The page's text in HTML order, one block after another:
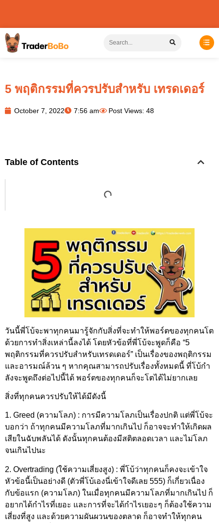
5 พฤติกรรมที่ควรปรับสำหรับ เทรดเดอร์
October 7, 2022 7:56 am Post Views: 48
Table of Contents
วันนี้พี่โบ้จะพาทุกคนมารู้จักกับสิ่งที่จะทำให้พอร์ตของทุกคนโต
ด้วยการทำสิ่งเหล่านี้ลงได้ โดยหัวข้อที่พี่โบ้จะพูดก็คือ “5
พฤติกรรมที่ควรปรับสำหรับเทรดเดอร์” เป็นเรื่องของพฤติกรรม
และอารมณ์ล้วน ๆ หากคุณสามารถปรับเรื่องทั้งหมดนี้ ที่โบ้กํา
ลังจะพูดถึงต่อไปนี้ได้ พอร์ตของทุกคนก็จะโตได้ไม่ยากเลย
สิ่งที่ทุกคนควรปรับให้ได้มีดังนี้
1. Greed (ความโลภ) : การมีความโลภเป็นเรื่องปกติ แต่พี่โบ้จะ
บอกว่า ถ้าทุกคนมีความโลภที่มากเกินไป ก็อาจจะทำให้เกิดผล
เสียในฉับพลันได้ ดังนั้นทุกคนต้องมีสติตลอดเวลา และไม่โลภ
จนเกินไปนะ
2. Overtrading (ใช้ความเสี่ยงสูง) : พี่โบ้ว่าทุกคนก็คงจะเข้าใจ
หัวข้อนี้เป็นอย่างดี (ตัวพี่โบ้เองนี่เข้าใจดีเลย 555) ก็เกี่ยวเนื่อง
กับข้อแรก (ความโลภ) ในเมื่อทุกคนมีความโลภที่มากเกินไป ก็
อยากได้กำไรที่เยอะ และการที่จะได้กำไรเยอะๆ ก็ต้องใช้ความ
เสี่ยงที่สูง และด้วยความผันผวนของตลาด ก็อาจทำให้ทุกคน